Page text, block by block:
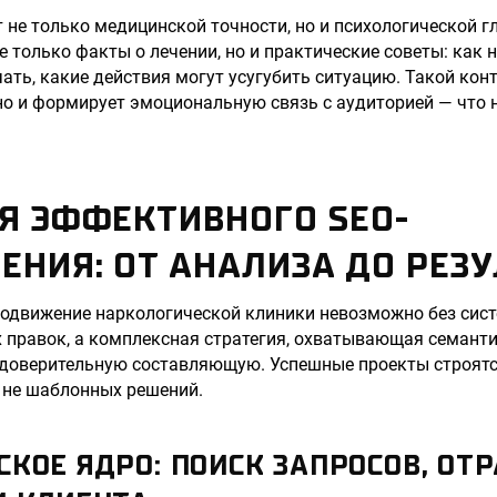
только медицинской точности, но и психологической
факты о лечении, но и практические советы: как
какие действия могут усугубить ситуацию. Такой
и формирует эмоциональную связь с аудиторией — что
ЭФФЕКТИВНОГО SEO-
ОТ АНАЛИЗА ДО
наркологической клиники невозможно без
правок, а комплексная стратегия, охватывающая
составляющую. Успешные проекты
не шаблонных решений.
ЯДРО: ПОИСК ЗАПРОСОВ,